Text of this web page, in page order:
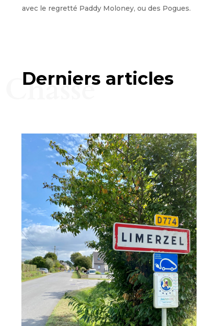
avec le regretté Paddy Moloney, ou des Pogues.
Derniers articles
Chasse